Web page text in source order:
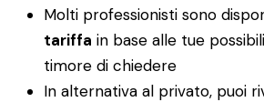
Molti professionisti sono
tariffa in base alle tue
timore di chiedere
In alternativa al privato, puoi